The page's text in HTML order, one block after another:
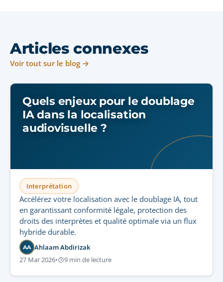
Articles connexes
Voir tout sur le blog →
Quels enjeux pour le doublage
IA dans la localisation
audiovisuelle ?
Interprétation
Accélérez votre localisation avec le doublage IA, tout
en garantissant conformité légale, protection des
droits des interprètes et qualité optimale via un flux
hybride durable.
AA Ahlaam Abdirizak
27 Mar 2026• 9 min de lecture